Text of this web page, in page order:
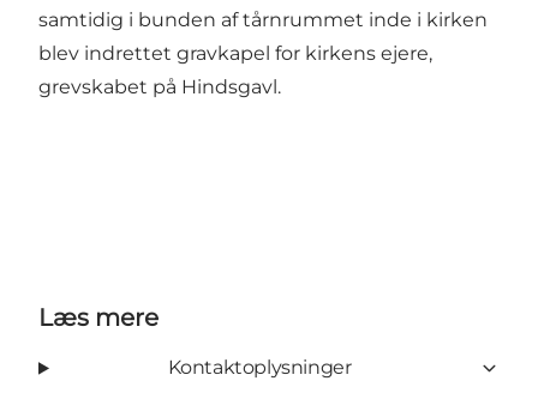
samtidig i bunden af tårnrummet inde i kirken
blev indrettet gravkapel for kirkens ejere,
grevskabet på Hindsgavl.
Læs mere
Kontaktoplysninger